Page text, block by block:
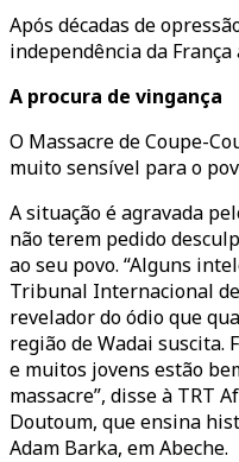
Após décadas de
independência da França
A procura de vingança
O Massacre de Coupe-
muito sensível para o
A situação é agravada
não terem pedido
ao seu povo. “Alguns
Tribunal Internacional
revelador do ódio que
região de Wadai suscita.
e muitos jovens estão
massacre”, disse à TRT
Doutoum, que ensina
Adam Barka, em Abeche.